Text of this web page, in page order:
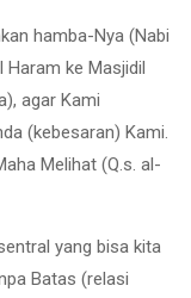
hamba-Nya (Nabi
Haram ke Masjidil
agar Kami
(kebesaran) Kami.
Melihat (Q.s. al-
yang bisa kita
Batas (relasi